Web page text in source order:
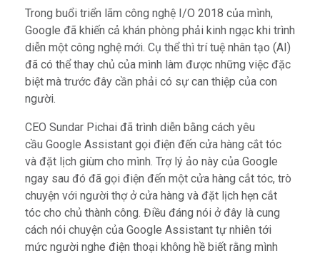
Trong buổi triển lãm công nghệ I/O 2018 của mình,
Google đã khiến cả khán phòng phải kinh ngạc khi trình
diễn một công nghệ mới. Cụ thể thì trí tuệ nhân tạo (AI)
đã có thể thay chủ của mình làm được những việc đặc
biệt mà trước đây cần phải có sự can thiệp của con
người.
CEO Sundar Pichai đã trình diễn bằng cách yêu
cầu Google Assistant gọi điện đến cửa hàng cắt tóc
và đặt lịch giùm cho mình. Trợ lý ảo này của Google
ngay sau đó đã gọi điện đến một cửa hàng cắt tóc, trò
chuyện với người thợ ở cửa hàng và đặt lịch hẹn cắt
tóc cho chủ thành công. Điều đáng nói ở đây là cung
cách nói chuyện của Google Assistant tự nhiên tới
mức người nghe điện thoại không hề biết rằng mình